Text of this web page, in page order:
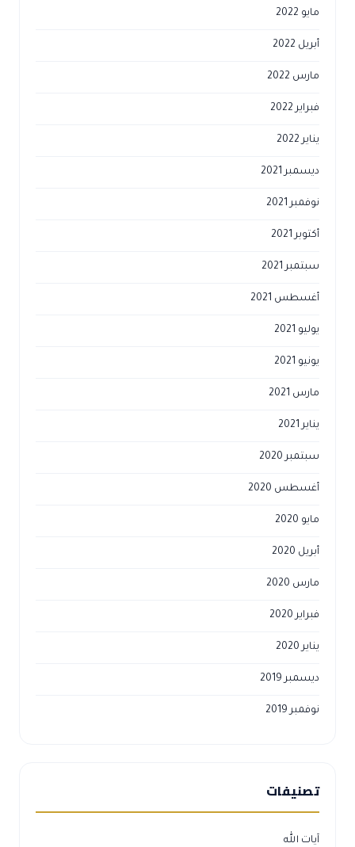
مايو 2022
أبريل 2022
مارس 2022
فبراير 2022
يناير 2022
ديسمبر 2021
نوفمبر 2021
أكتوبر 2021
سبتمبر 2021
أغسطس 2021
يوليو 2021
يونيو 2021
مارس 2021
يناير 2021
سبتمبر 2020
أغسطس 2020
مايو 2020
أبريل 2020
مارس 2020
فبراير 2020
يناير 2020
ديسمبر 2019
نوفمبر 2019
تصنيفات
آيات الله